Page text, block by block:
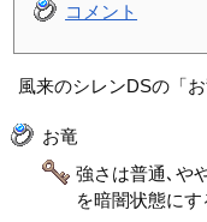
コメント
風来のシレンDSの「
お竜
強さは普通､や
を暗闇状態にす